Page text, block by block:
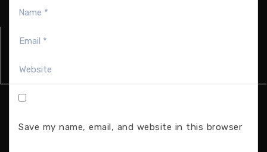
Save my name, email, and website in this browser